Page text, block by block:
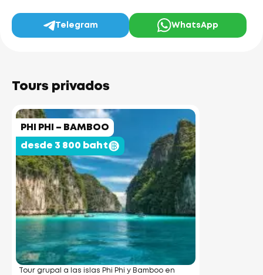
Telegram WhatsApp
Tours privados
PHI PHI – BAMBOO
desde 3 800 baht
Tour grupal a las islas Phi Phi y Bamboo en